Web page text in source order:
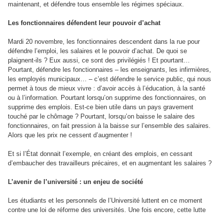
maintenant, et défendre tous ensemble les régimes spéciaux.
Les fonctionnaires défendent leur pouvoir d’achat
Mardi 20 novembre, les fonctionnaires descendent dans la rue pour
défendre l’emploi, les salaires et le pouvoir d’achat. De quoi se
plaignent-ils ? Eux aussi, ce sont des privilégiés ! Et pourtant…
Pourtant, défendre les fonctionnaires – les enseignants, les infirmières,
les employés municipaux… – c’est défendre le service public, qui nous
permet à tous de mieux vivre : d’avoir accès à l’éducation, à la santé
ou à l’information. Pourtant lorsqu’on supprime des fonctionnaires, on
supprime des emplois. Est-ce bien utile dans un pays gravement
touché par le chômage ? Pourtant, lorsqu’on baisse le salaire des
fonctionnaires, on fait pression à la baisse sur l’ensemble des salaires.
Alors que les prix ne cessent d’augmenter !
Et si l’État donnait l’exemple, en créant des emplois, en cessant
d’embaucher des travailleurs précaires, et en augmentant les salaires ?
L’avenir de l’université : un enjeu de société
Les étudiants et les personnels de l’Université luttent en ce moment
contre une loi de réforme des universités. Une fois encore, cette lutte